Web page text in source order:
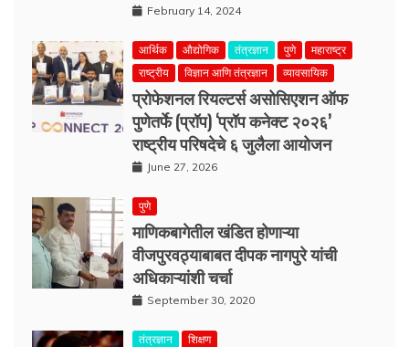
February 14, 2024
आर्थिक औद्योगिक तंत्रज्ञान पुणे
महाराष्ट्र
राष्ट्रीय
विज्ञान आणि तंत्रज्ञान व्यावसायिक
प्रोफेशनल रियल्टर्स असोसिएशन ऑफ
पुणेतर्फे (प्रॉप) ‘प्रॉप कनेक्ट २०२६’
राष्ट्रीय परिषदेचे ६ जुलैला आयोजन
June 27, 2026
पुणे
माणिकबागेतील खंडित होणाऱ्या
वीजपुरवठ्याबाबत दीपक नागपुरे यांची
अधिकाऱ्यांशी चर्चा
September 30, 2020
तंत्रज्ञान शिक्षण